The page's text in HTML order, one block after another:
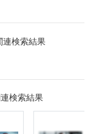
連検索結果
検索結果